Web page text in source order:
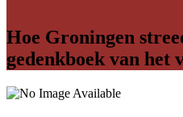
Hoe Groningen
gedenkboek van het